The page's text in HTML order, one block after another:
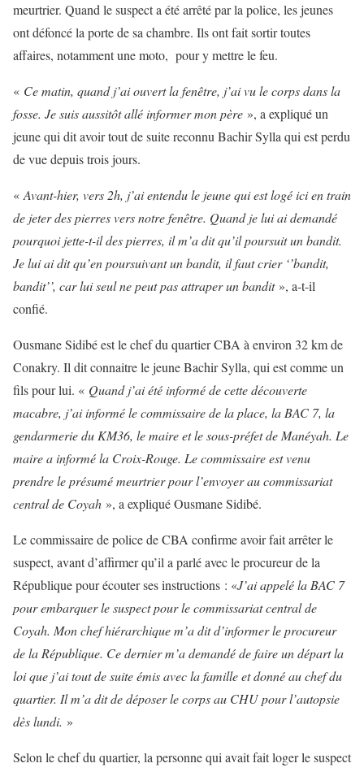
meurtrier. Quand le suspect a été arrêté par la police, les jeunes
ont défoncé la porte de sa chambre. Ils ont fait sortir toutes
affaires, notamment une moto, pour y mettre le feu.
« Ce matin, quand j’ai ouvert la fenêtre, j’ai vu le corps dans la
fosse. Je suis aussitôt allé informer mon père », a expliqué un
jeune qui dit avoir tout de suite reconnu Bachir Sylla qui est perdu
de vue depuis trois jours.
« Avant-hier, vers 2h, j’ai entendu le jeune qui est logé ici en train
de jeter des pierres vers notre fenêtre. Quand je lui ai demandé
pourquoi jette-t-il des pierres, il m’a dit qu’il poursuit un bandit.
Je lui ai dit qu’en poursuivant un bandit, il faut crier ‘’bandit,
bandit’’, car lui seul ne peut pas attraper un bandit», a-t-il
confié.
Ousmane Sidibé est le chef du quartier CBA à environ 32 km de
Conakry. Il dit connaitre le jeune Bachir Sylla, qui est comme un
fils pour lui. « Quand j’ai été informé de cette découverte
macabre, j’ai informé le commissaire de la place, la BAC 7, la
gendarmerie du KM36, le maire et le sous-préfet de Manéyah. Le
maire a informé la Croix-Rouge. Le commissaire est venu
prendre le présumé meurtrier pour l’envoyer au commissariat
central de Coyah », a expliqué Ousmane Sidibé.
Le commissaire de police de CBA confirme avoir fait arrêter le
suspect, avant d’affirmer qu’il a parlé avec le procureur de la
République pour écouter ses instructions : «J’ai appelé la BAC 7
pour embarquer le suspect pour le commissariat central de
Coyah. Mon chef hiérarchique m’a dit d’informer le procureur
de la République. Ce dernier m’a demandé de faire un départ la
loi que j’ai tout de suite émis avec la famille et donné au chef du
quartier. Il m’a dit de déposer le corps au CHU pour l’autopsie
dès lundi. »
Selon le chef du quartier, la personne qui avait fait loger le suspect